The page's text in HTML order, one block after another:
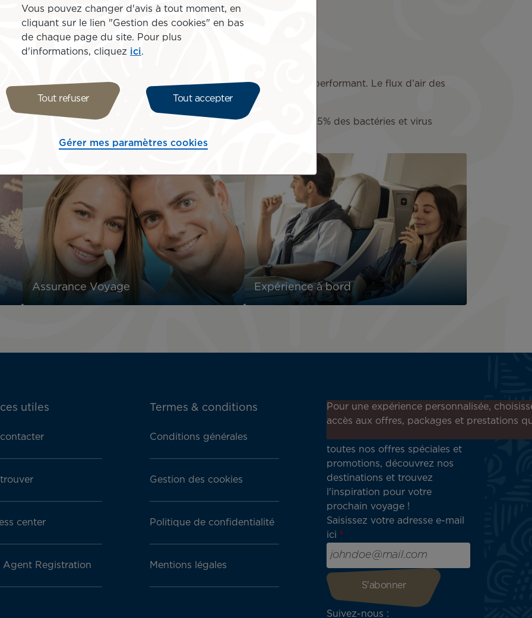
9 Dreamliners sont dotés d’un système de filtration de l’air ultra performant. Le flux d’air des
et l’air est renouvelé toutes les 2 à 3 minutes.
ceux des hôpitaux et parvient à capturer et bloquer jusqu’à 99,995% des bactéries et virus
Assurance Voyage Expérience à bord
utiles
center
Agent Registration
Termes & conditions
Conditions générales
Gestion des cookies
Politique de confidentialité
Mentions légales
Inscrivez-vous à notre
newsletter !
toutes nos offres spéciales et
promotions, découvrez nos
destinations et trouvez
l'inspiration pour votre
prochain voyage !
Saisissez votre adresse e-mail
ici
Suivez-nous :
Pour une expérience personnalisée,
accès aux offres, packages et prestations
Vous pouvez changer d'avis à tout moment, en
cliquant sur le lien "Gestion des cookies" en bas
de chaque page du site. Pour plus
d'informations, cliquez ici.
Tout refuser Tout accepter
Gérer mes paramètres cookies